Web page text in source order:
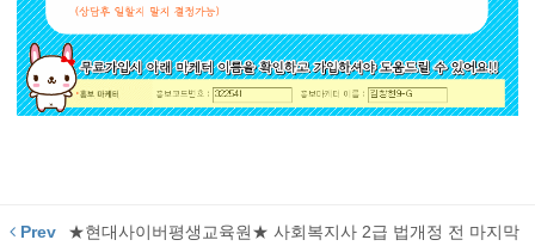
Prev
★현대사이버평생교육원★ 사회복지사 2급 법개정 전 마지막